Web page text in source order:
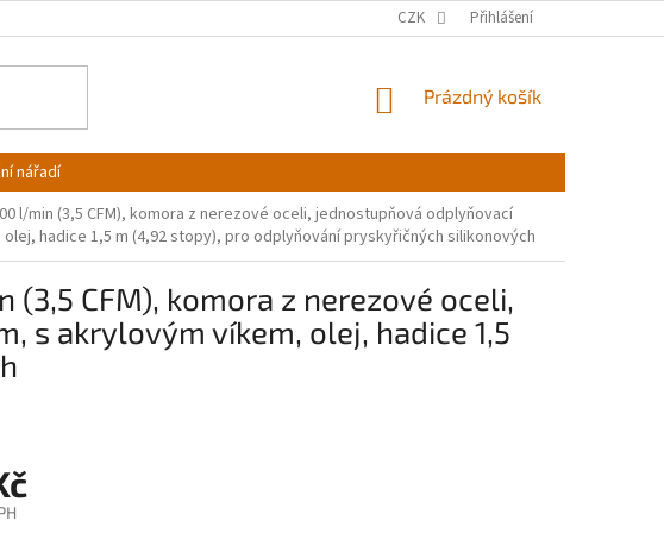
CZK Přihlášení
NÁKUPNÍ
Prázdný košík
nářadí
l/min (3,5 CFM), komora z nerezové oceli, jednostupňová odplyňovací
hadice 1,5 m (4,92 stopy), pro odplyňování pryskyřičných silikonových
(3,5 CFM), komora z nerezové oceli,
s akrylovým víkem, olej, hadice 1,5